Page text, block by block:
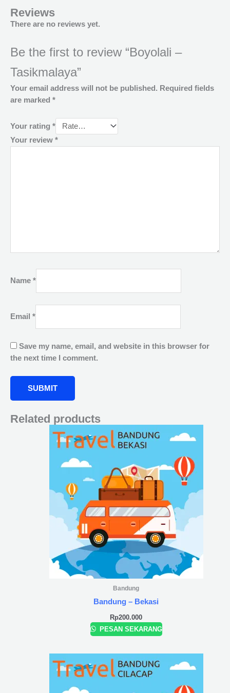
Reviews
There are no reviews yet.
Be the first to review “Boyolali –
Tasikmalaya”
Your email address will not be published. Required fields
are marked *
Your rating *
Your review *
Name *
Email *
Save my name, email, and website in this browser for
the next time I comment.
Related products
Bandung
Bandung – Bekasi
Rp200.000
PESAN SEKARANG